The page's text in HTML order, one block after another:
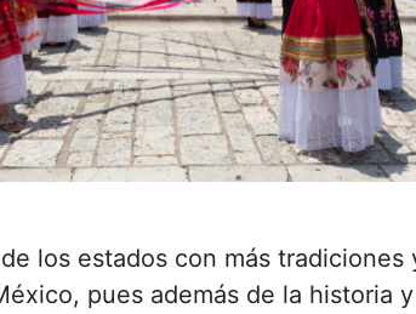
los estados con más tradiciones
pues además de la historia